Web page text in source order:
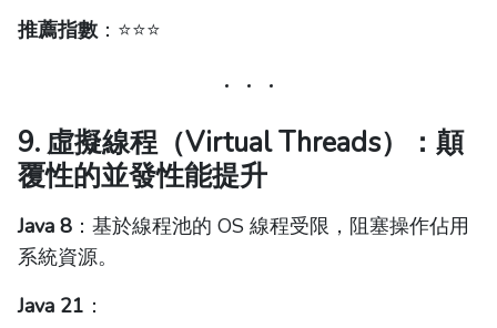
推薦指數：⭐️⭐️⭐️
9. 虛擬線程（Virtual Threads）：顛
覆性的並發性能提升
Java 8 ：基於線程池的 OS 線程受限，阻塞操作佔用
系統資源。
Java 21 ：